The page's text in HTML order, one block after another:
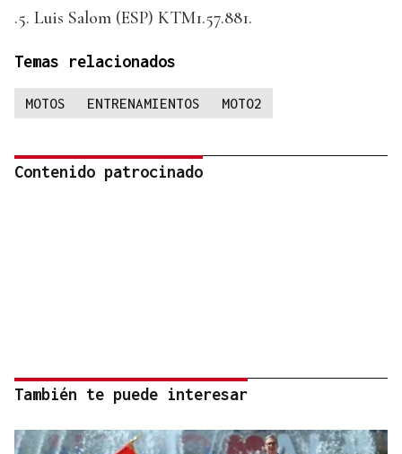
.5. Luis Salom (ESP) KTM1.57.881.
Temas relacionados
MOTOS ENTRENAMIENTOS MOTO2
Contenido patrocinado
También te puede interesar